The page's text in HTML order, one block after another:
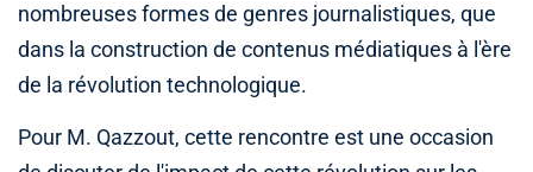
nombreuses formes de genres journalistiques, que
dans la construction de contenus médiatiques à l'ère
de la révolution technologique.
Pour M. Qazzout, cette rencontre est une occasion